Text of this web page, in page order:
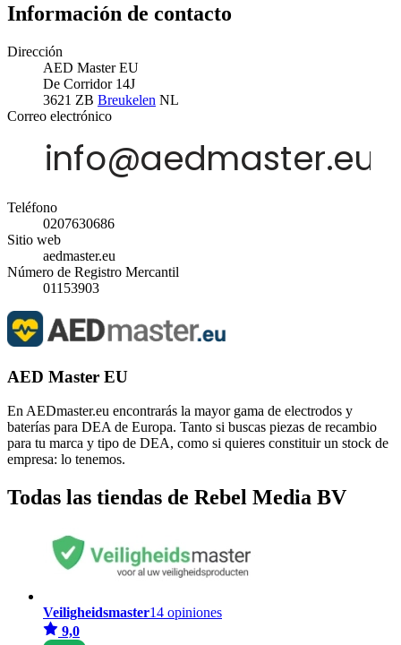
Información de contacto
Dirección
AED Master EU
De Corridor 14J
3621 ZB Breukelen NL
Correo electrónico
Teléfono
0207630686
Sitio web
aedmaster.eu
Número de Registro Mercantil
01153903
AED Master EU
En AEDmaster.eu encontrarás la mayor gama de electrodos y
baterías para DEA de Europa. Tanto si buscas piezas de recambio
para tu marca y tipo de DEA, como si quieres constituir un stock de
empresa: lo tenemos.
Todas las tiendas de Rebel Media BV
Veiligheidsmaster14 opiniones
9,0